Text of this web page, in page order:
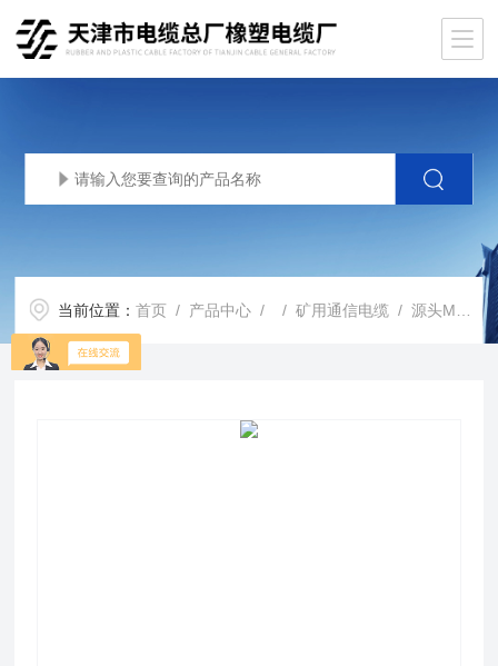
当前位置：首页 / 产品中心 / /矿用通信电缆 / 源头MHYVP MHYBV矿用通信电缆 技术文件